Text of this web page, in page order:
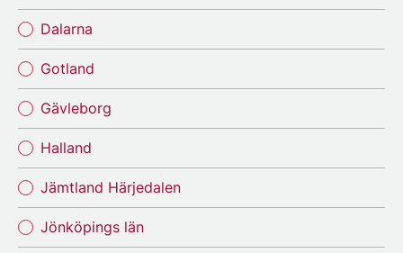
Dalarna
Gotland
Gävleborg
Halland
Jämtland Härjedalen
Jönköpings län